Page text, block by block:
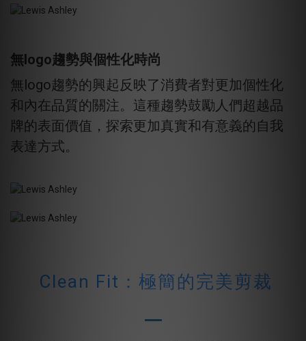
無logo趨勢與個性化時尚
無logo趨勢的興起反映了消費者對更加個性化
和內在品質的關注。這種趨勢鼓勵人們超越品
牌的表面價值，探索更加真實和有意義的自我
表達方式。
Clean Fit ：極簡的完美剪裁